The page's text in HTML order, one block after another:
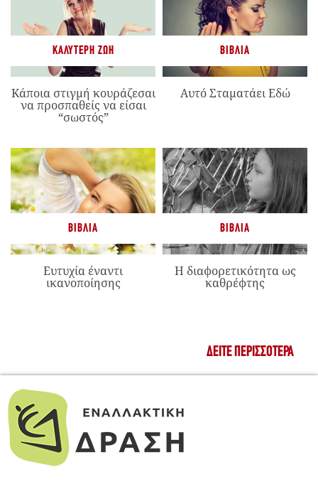
ΚΑΛΎΤΕΡΗ ΖΩΉ
Κάποια στιγμή κουράζεσαι
να προσπαθείς να είσαι
“σωστός”
ΒΙΒΛΊΑ
Αυτό Σταματάει Εδώ
ΒΙΒΛΊΑ
Ευτυχία έναντι
ικανοποίησης
ΒΙΒΛΊΑ
Η διαφορετικότητα ως
καθρέφτης
ΔΕΊΤΕ ΠΕΡΙΣΣΌΤΕΡΑ